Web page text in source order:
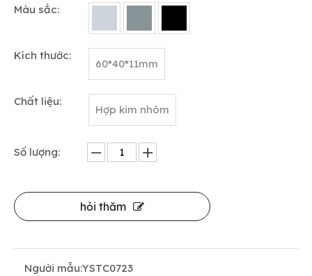
Màu sắc:
Kích thước:
60*40*11mm
Chất liệu:
Hợp kim nhôm
Số lượng:
hỏi thăm
Người mẫu:YSTC0723